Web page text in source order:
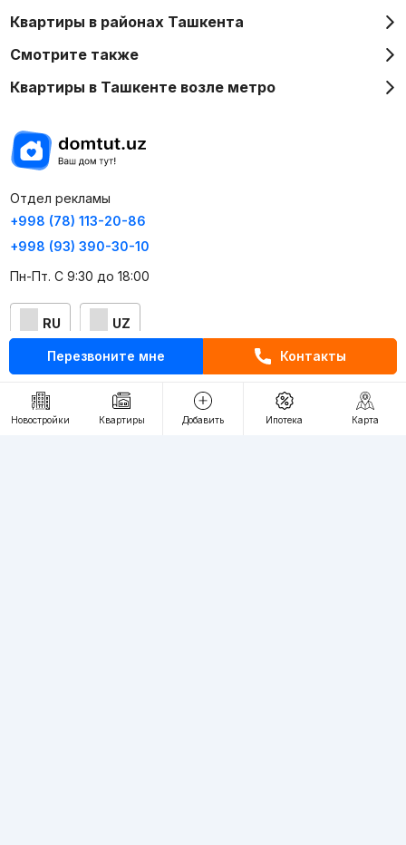
Перезвоните мне Контакты
Новостройки Квартиры Добавить Ипотека Карта
Квартиры в районах Ташкента
Смотрите также
Квартиры в Ташкенте возле метро
Отдел рекламы
+998 (78) 113-20-86
+998 (93) 390-30-10
Пн-Пт. С 9:30 до 18:00
RU UZ
Контакты
О проекте